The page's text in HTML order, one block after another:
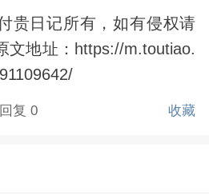
贵日记所有，如有侵权请
文地址：https://m.toutiao.
回复 0 收藏